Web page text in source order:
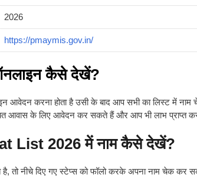
2026
https://pmaymis.gov.in/
कैसे देखें?
करना होता है उसी के बाद आप सभी का लिस्ट में नाम
आवास के लिए आवेदन कर सकते हैं और आप भी लाभ प्राप्त
List 2026 में नाम कैसे देखें?
तो नीचे दिए गए स्टेप्स को फॉलो करके अपना नाम चेक कर